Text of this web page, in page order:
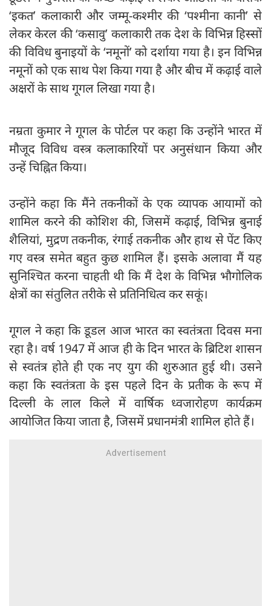
‘इकत’ कलाकारी और जम्मू-कश्मीर की ‘पश्मीना कानी’ से
लेकर केरल की ‘कसावु’ कलाकारी तक देश के विभिन्न हिस्सों
की विविध बुनाइयों के ‘नमूनों’ को दर्शाया गया है। इन विभिन्न
नमूनों को एक साथ पेश किया गया है और बीच में कढ़ाई वाले
अक्षरों के साथ गूगल लिखा गया है।
नम्रता कुमार ने गूगल के पोर्टल पर कहा कि उन्होंने भारत में
मौजूद विविध वस्त्र कलाकारियों पर अनुसंधान किया और
उन्हें चिह्नित किया।
उन्होंने कहा कि मैंने तकनीकों के एक व्यापक आयामों को
शामिल करने की कोशिश की, जिसमें कढ़ाई, विभिन्न बुनाई
शैलियां, मुद्रण तकनीक, रंगाई तकनीक और हाथ से पेंट किए
गए वस्त्र समेत बहुत कुछ शामिल हैं। इसके अलावा मैं यह
सुनिश्चित करना चाहती थी कि मैं देश के विभिन्न भौगोलिक
क्षेत्रों का संतुलित तरीके से प्रतिनिधित्व कर सकूं।
गूगल ने कहा कि डूडल आज भारत का स्वतंत्रता दिवस मना
रहा है। वर्ष 1947 में आज ही के दिन भारत के ब्रिटिश शासन
से स्वतंत्र होते ही एक नए युग की शुरुआत हुई थी। उसने
कहा कि स्वतंत्रता के इस पहले दिन के प्रतीक के रूप में
दिल्ली के लाल किले में वार्षिक ध्वजारोहण कार्यक्रम
आयोजित किया जाता है, जिसमें प्रधानमंत्री शामिल होते हैं।